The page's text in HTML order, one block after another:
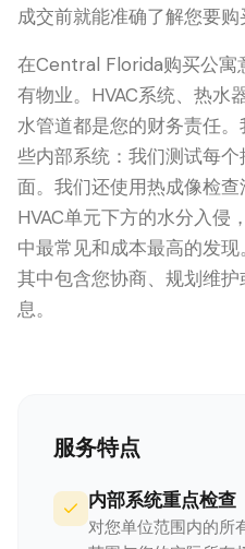
407-205-7228
成交前就能准确了解您要购
在Central Florida购买公寓
有物业。HVAC系统、热水
水管道都是您的财务责任
些内部系统：我们测试每
面。我们还使用热成像检
HVAC单元下方的水分入侵
中最常见和成本最高的发
其中包含您协商、规划维
息。
服务特点
内部系统重点检查
对您单位范围内的所